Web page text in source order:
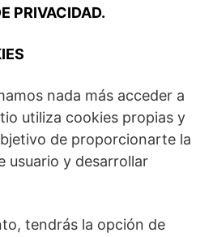
PRIVACIDAD.
nada más acceder a
utiliza cookies propias y
de proporcionarte la
usuario y desarrollar
tendrás la opción de